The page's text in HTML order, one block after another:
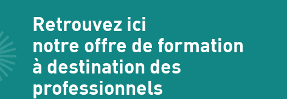
Retrouvez ici
notre offre de formation
à destination des
professionnels